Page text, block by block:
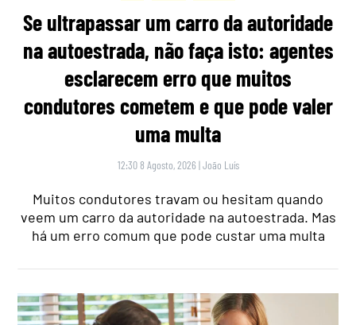
Se ultrapassar um carro da autoridade
na autoestrada, não faça isto: agentes
esclarecem erro que muitos
condutores cometem e que pode valer
uma multa
12:30 8 Agosto, 2026 |João Luís
Muitos condutores travam ou hesitam quando
veem um carro da autoridade na autoestrada. Mas
há um erro comum que pode custar uma multa